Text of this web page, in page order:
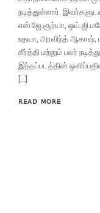
நடித்துள்ளார்.
எஸ்.ஜே.சூர்யா,
உதயா, அரவிந்த் ஆகாஷ்,
கீர்த்தி மற்றும் பலர்
இந்தப்படத்தின்
[…]
READ MORE